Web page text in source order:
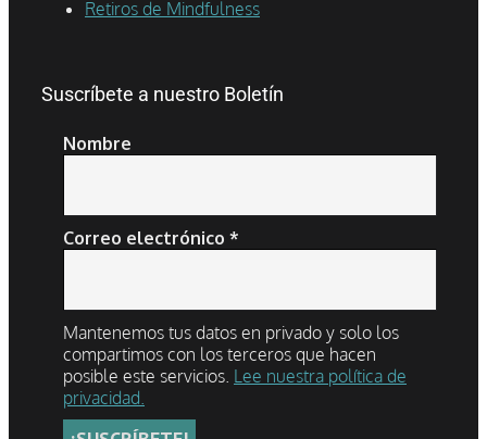
Retiros de Mindfulness
Suscríbete a nuestro Boletín
Nombre
Correo electrónico *
Mantenemos tus datos en privado y solo los
compartimos con los terceros que hacen
posible este servicios. Lee nuestra política de
privacidad.